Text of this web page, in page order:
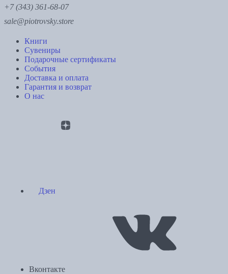
+7 (343) 361-68-07
sale@piotrovsky.store
Книги
Сувениры
Подарочные сертификаты
События
Доставка и оплата
Гарантия и возврат
О нас
Дзен
Вконтакте